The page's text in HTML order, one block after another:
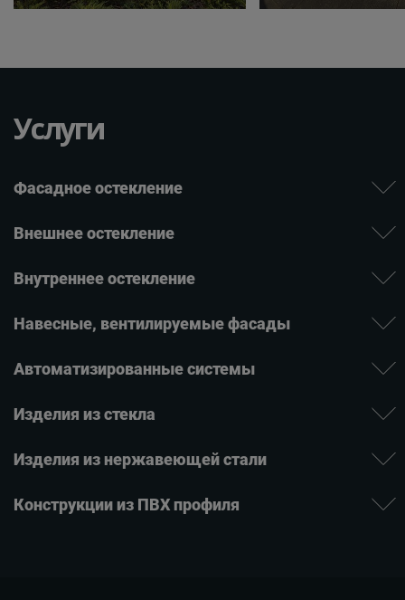
Услуги
Фасадное остекление
Внешнее остекление
Внутреннее остекление
Навесные, вентилируе­мые фасады
Автомати­зиро­ванные системы
Изде­лия ­из стекла
Изделия из нержаве­ющей ­стали
Конструкции из ПВХ профиля